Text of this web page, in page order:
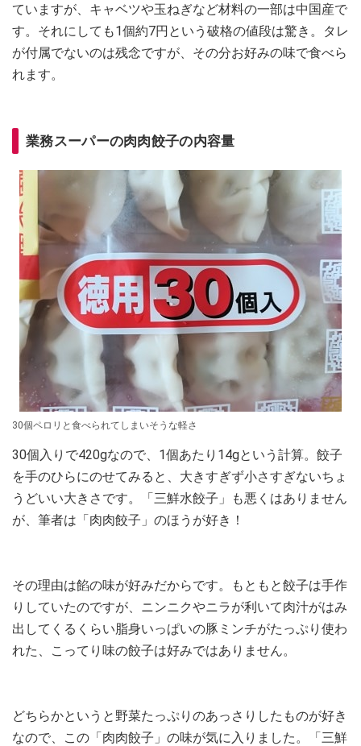
ていますが、キャベツや玉ねぎなど材料の一部は中国産で
す。それにしても1個約7円という破格の値段は驚き。タレ
が付属でないのは残念ですが、その分お好みの味で食べら
れます。
業務スーパーの肉肉餃子の内容量
30個ペロリと食べられてしまいそうな軽さ
30個入りで420gなので、1個あたり14gという計算。餃子
を手のひらにのせてみると、大きすぎず小さすぎないちょ
うどいい大きさです。「三鮮水餃子」も悪くはありません
が、筆者は「肉肉餃子」のほうが好き！
その理由は餡の味が好みだからです。もともと餃子は手作
りしていたのですが、ニンニクやニラが利いて肉汁がはみ
出してくるくらい脂身いっぱいの豚ミンチがたっぷり使わ
れた、こってり味の餃子は好みではありません。
どちらかというと野菜たっぷりのあっさりしたものが好き
なので、この「肉肉餃子」の味が気に入りました。「三鮮